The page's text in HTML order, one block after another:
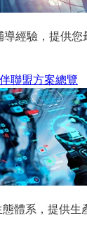
經驗，提供您
聯盟方案總覽
體系，提供生